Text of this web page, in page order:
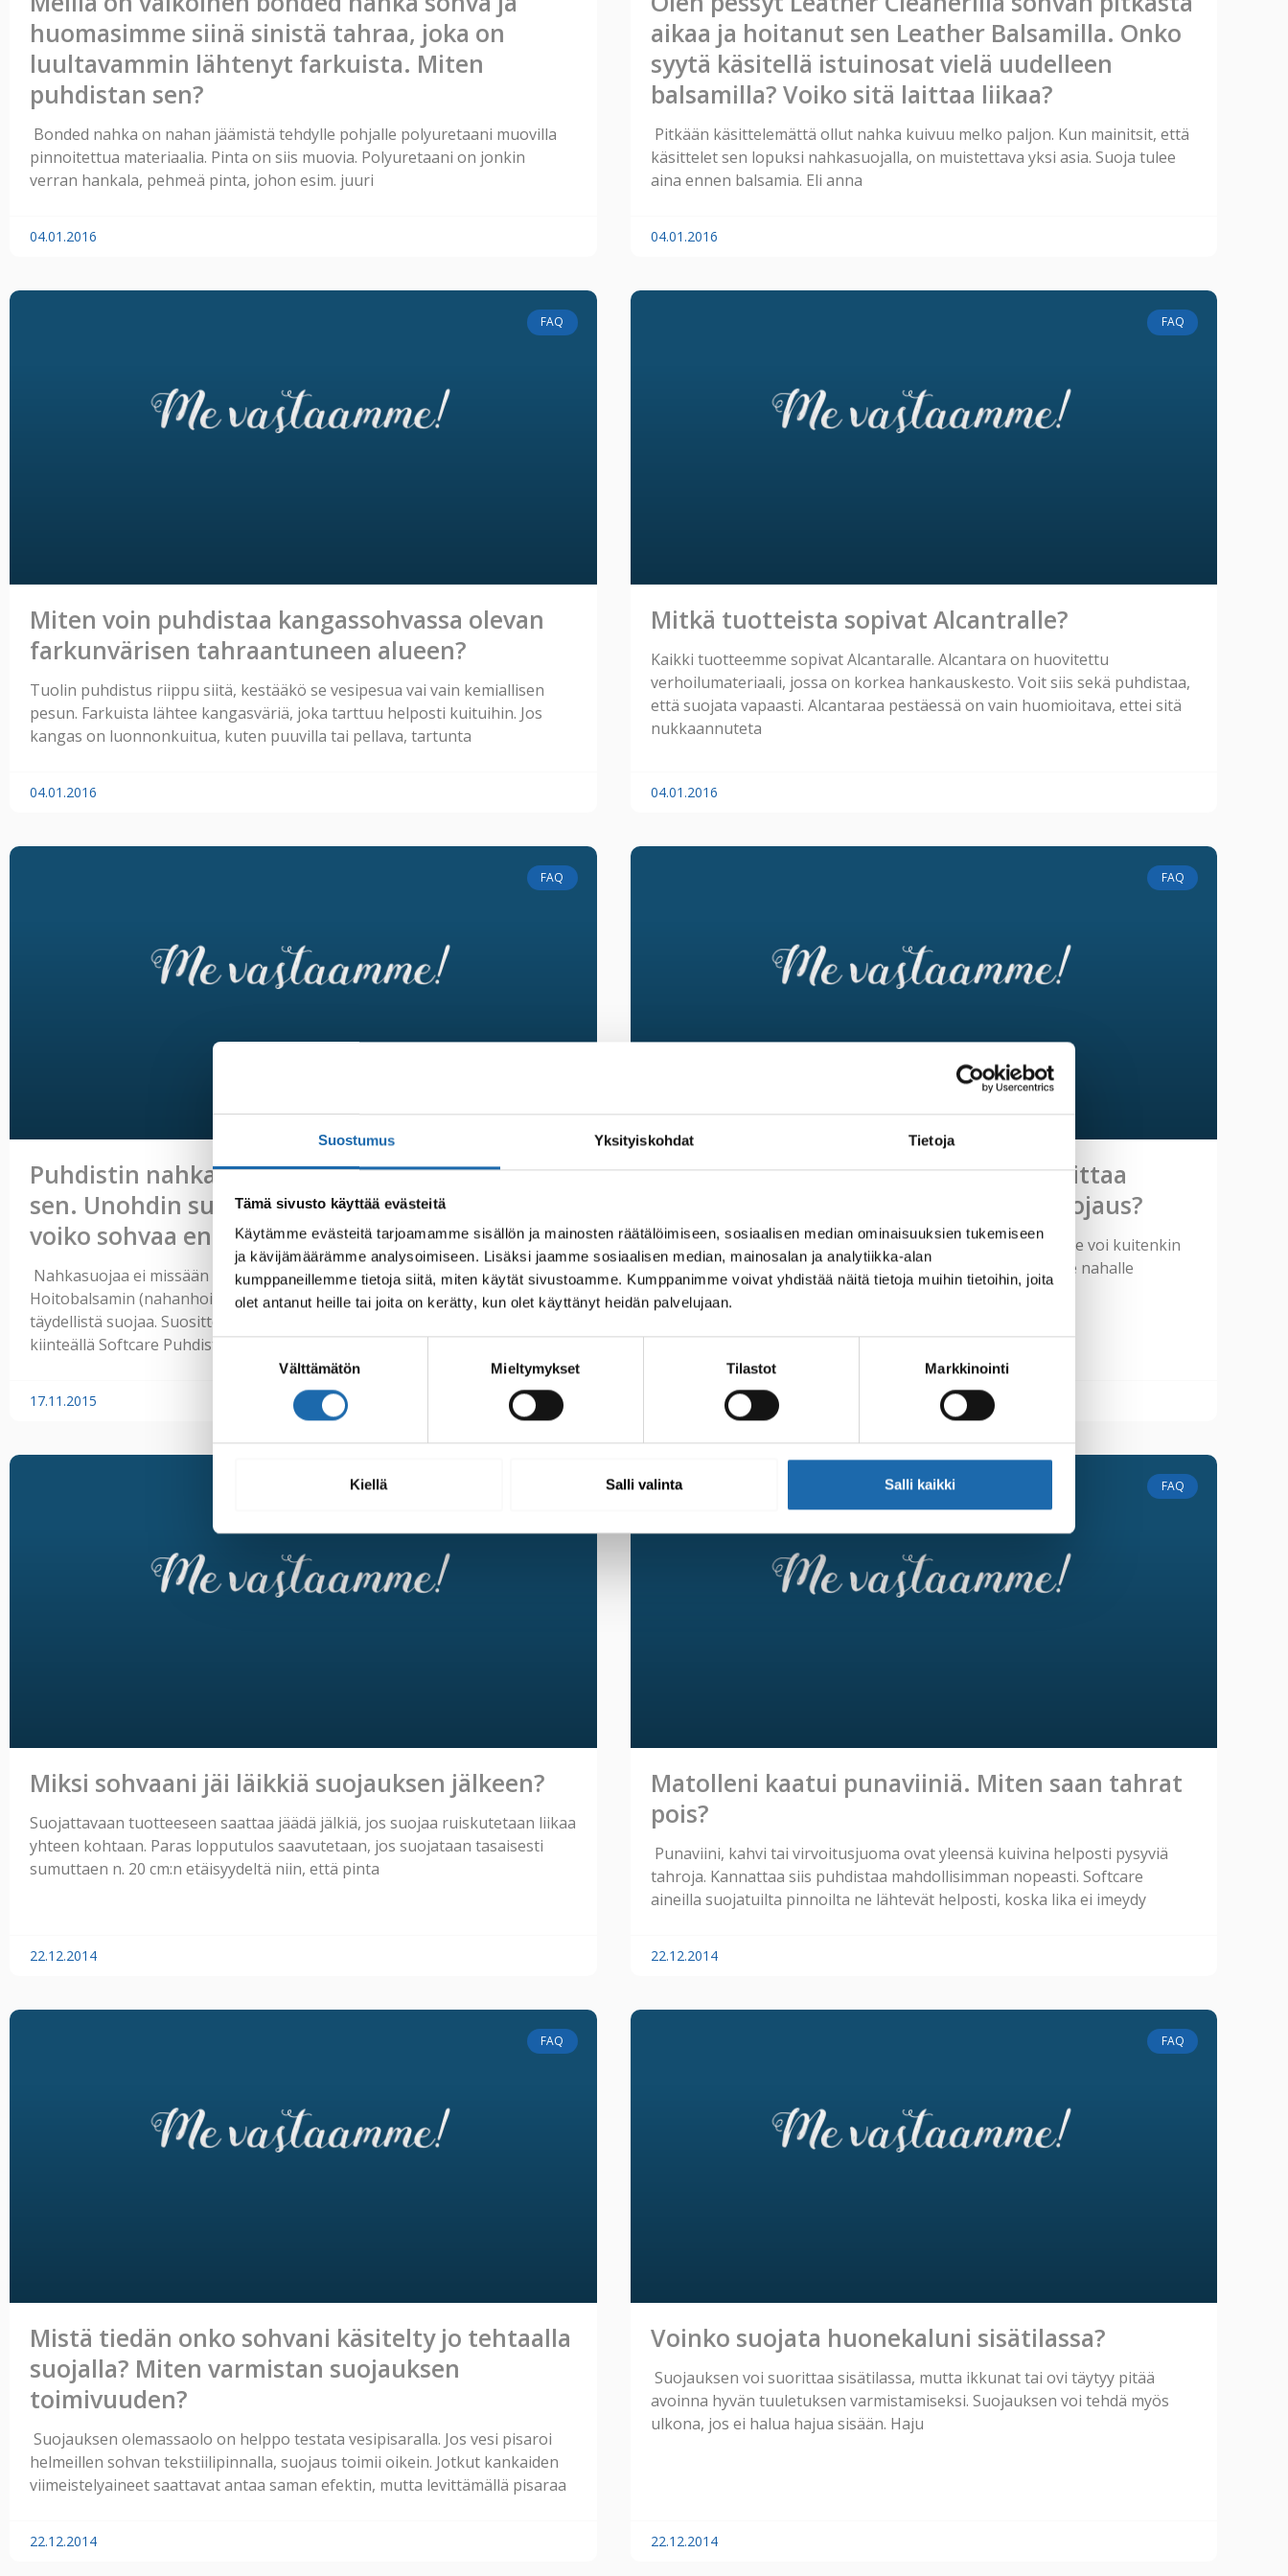
Suostumus Yksityiskohdat Tietoja
Tämä sivusto käyttää evästeitä
Käytämme evästeitä tarjoamamme sisällön ja mainosten räätälöimiseen, sosiaalisen median ominaisuuksien tukemiseen
ja kävijämäärämme analysoimiseen. Lisäksi jaamme sosiaalisen median, mainosalan ja analytiikka-alan
kumppaneillemme tietoja siitä, miten käytät sivustoamme. Kumppanimme voivat yhdistää näitä tietoja muihin tietoihin, joita
olet antanut heille tai joita on kerätty, kun olet käyttänyt heidän palvelujaan.
Suostumuksen
Välttämätön Mieltymykset Tilastot Markkinointi
Kiellä Salli valinta Salli kaikki
huomasimme siinä sinistä tahraa, joka on
luultavammin lähtenyt farkuista. Miten
puhdistan sen?
Bonded nahka on nahan jäämistä tehdylle pohjalle polyuretaani muovilla
pinnoitettua materiaalia. Pinta on siis muovia. Polyuretaani on jonkin
verran hankala, pehmeä pinta, johon esim. juuri
04.01.2016
aikaa ja hoitanut sen Leather Balsamilla. Onko
syytä käsitellä istuinosat vielä uudelleen
balsamilla? Voiko sitä laittaa liikaa?
Pitkään käsittelemättä ollut nahka kuivuu melko paljon. Kun mainitsit, että
käsittelet sen lopuksi nahkasuojalla, on muistettava yksi asia. Suoja tulee
aina ennen balsamia. Eli anna
04.01.2016
FAQ
Miten voin puhdistaa kangassohvassa olevan
farkunvärisen tahraantuneen alueen?
Tuolin puhdistus riippu siitä, kestääkö se vesipesua vai vain kemiallisen
pesun. Farkuista lähtee kangasväriä, joka tarttuu helposti kuituihin. Jos
kangas on luonnonkuitua, kuten puuvilla tai pellava, tartunta
04.01.2016
FAQ
Mitkä tuotteista sopivat Alcantralle?
Kaikki tuotteemme sopivat Alcantaralle. Alcantara on huovitettu
verhoilumateriaali, jossa on korkea hankauskesto. Voit siis sekä puhdistaa,
että suojata vapaasti. Alcantaraa pestäessä on vain huomioitava, ettei sitä
nukkaannuteta
04.01.2016
FAQ
Puhdistin nahkasohvani, jonka jälkeen vahasin
sen. Unohdin suojata sohvan ennen vahausta,
voiko sohvaa enää suojata?
Nahkasuojaa ei missään tapauksessa tule levittää Softcare Nahan
Hoitobalsamin (nahanhoitovahan) päälle. Muuten nahkasuoja ei anna
täydellistä suojaa. Suosittelisimme sinua tekemään siten, että peset
kiinteällä Softcare Puhdistusaineella nahalle sohvan uudelleen.
17.11.2015
FAQ
Tarvitseeko uuteen nahkasohvaan laittaa
hoitobalsamia vai riittääkö pelkkä suojaus?
Uusi nahka on yleensä jo tehtaalla käsitelty hoitoaineella. Se voi kuitenkin
olla ollut varastossa ja kaupassa jonkin aikaa, joten uudelle nahalle
kannattaa tehdä suojauksen lisäksi
Miksi sohvaani jäi läikkiä suojauksen jälkeen?
Suojattavaan tuotteeseen saattaa jäädä jälkiä, jos suojaa ruiskutetaan liikaa
yhteen kohtaan. Paras lopputulos saavutetaan, jos suojataan tasaisesti
sumuttaen n. 20 cm:n etäisyydeltä niin, että pinta
22.12.2014
FAQ
Matolleni kaatui punaviiniä. Miten saan tahrat
pois?
Punaviini, kahvi tai virvoitusjuoma ovat yleensä kuivina helposti pysyviä
tahroja. Kannattaa siis puhdistaa mahdollisimman nopeasti. Softcare
aineilla suojatuilta pinnoilta ne lähtevät helposti, koska lika ei imeydy
22.12.2014
FAQ
Mistä tiedän onko sohvani käsitelty jo tehtaalla
suojalla? Miten varmistan suojauksen
toimivuuden?
Suojauksen olemassaolo on helppo testata vesipisaralla. Jos vesi pisaroi
helmeillen sohvan tekstiilipinnalla, suojaus toimii oikein. Jotkut kankaiden
viimeistelyaineet saattavat antaa saman efektin, mutta levittämällä pisaraa
22.12.2014
FAQ
Voinko suojata huonekaluni sisätilassa?
Suojauksen voi suorittaa sisätilassa, mutta ikkunat tai ovi täytyy pitää
avoinna hyvän tuuletuksen varmistamiseksi. Suojauksen voi tehdä myös
ulkona, jos ei halua hajua sisään. Haju
22.12.2014